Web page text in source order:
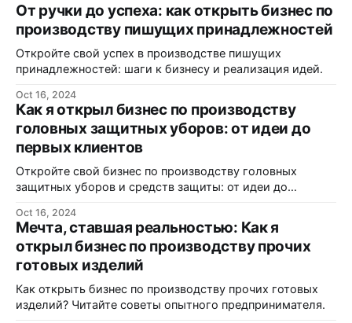
От ручки до успеха: как открыть бизнес по
производству пишущих принадлежностей
Откройте свой успех в производстве пишущих
принадлежностей: шаги к бизнесу и реализация идей.
Oct 16, 2024
Как я открыл бизнес по производству
головных защитных уборов: от идеи до
первых клиентов
Откройте свой бизнес по производству головных
защитных уборов и средств защиты: от идеи до
Oct 16, 2024
Мечта, ставшая реальностью: Как я
открыл бизнес по производству прочих
готовых изделий
Как открыть бизнес по производству прочих готовых
изделий? Читайте советы опытного предпринимателя.